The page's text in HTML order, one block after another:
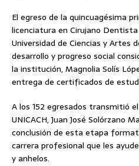
El egreso de la quincuagésima
licenciatura en Cirujano
Universidad de Ciencias y Artes
desarrollo y progreso social
la institución, Magnolia Solís
entrega de certificados de
A los 152 egresados transmitió
UNICACH, Juan José Solórzano
conclusión de esta etapa
carrera profesional que les
y anhelos.